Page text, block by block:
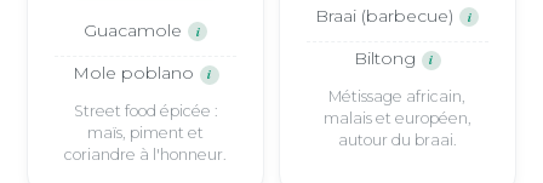
Guacamole i
Mole poblano i
Street food épicée :
maïs, piment et
coriandre à l'honneur.
Braai (barbecue) i
Biltong i
Métissage africain,
malais et européen,
autour du braai.